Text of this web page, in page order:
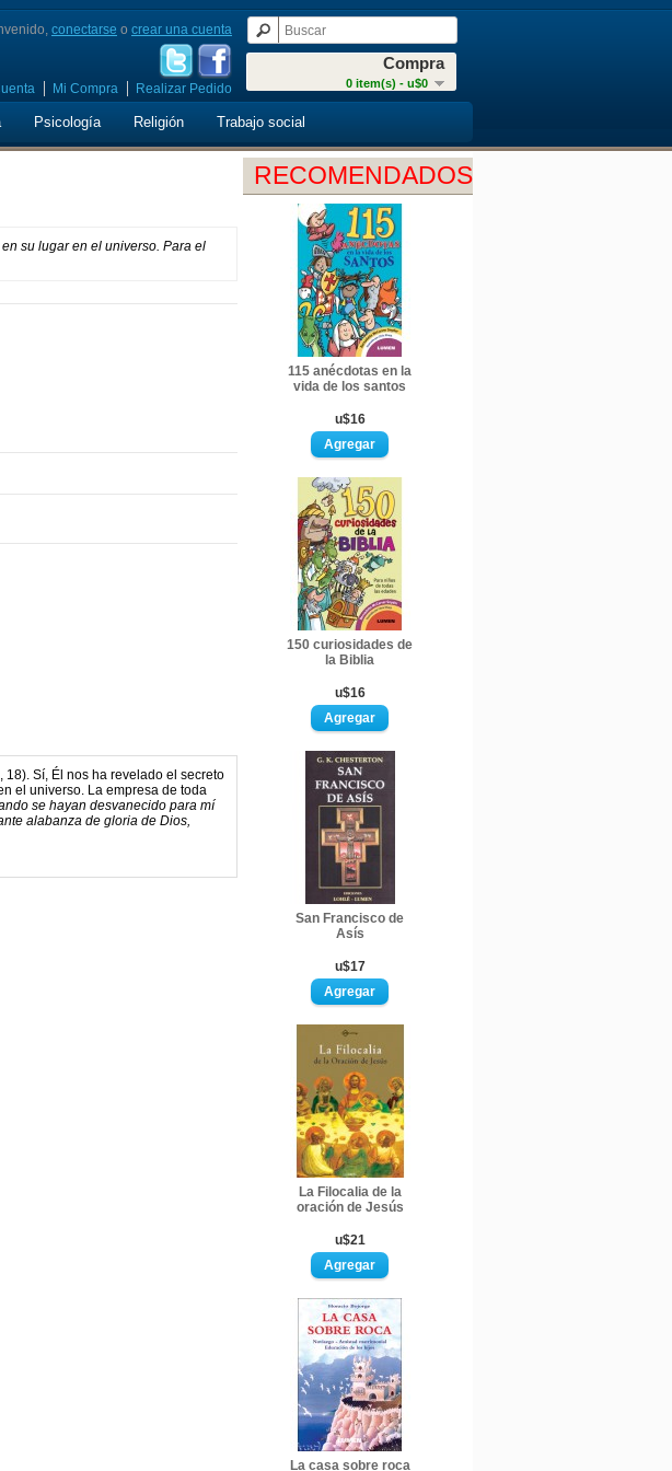
Compra
0 item(s) - u$0
conectarse o crear una cuenta
Mi Compra Realizar Pedido
Psicología Religión Trabajo social
RECOMENDADOS
115 anécdotas en la
vida de los santos
u$16
150 curiosidades de
la Biblia
u$16
San Francisco de
Asís
u$17
La Filocalia de la
oración de Jesús
u$21
La casa sobre roca
su lugar en el universo. Para el
Sí, Él nos ha revelado el secreto
el universo. La empresa de toda
se hayan desvanecido para mí
alabanza de gloria de Dios,